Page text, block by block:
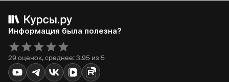
Информация была полезна?
29 оценок, среднее: 3.95 из 5